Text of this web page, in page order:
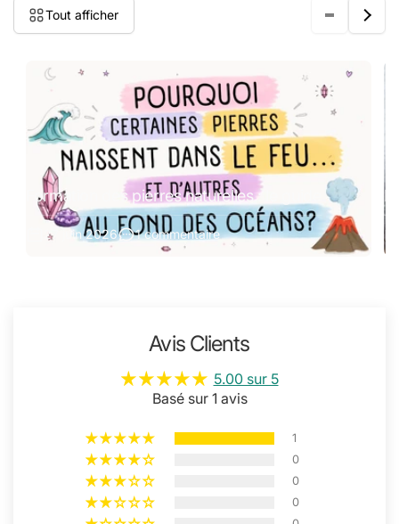
Tout afficher
Formation des pierres naturelles : le guide
27 juin 2026 1 commentaire
Avis Clients
5.00 sur 5
Basé sur 1 avis
1
0
0
0